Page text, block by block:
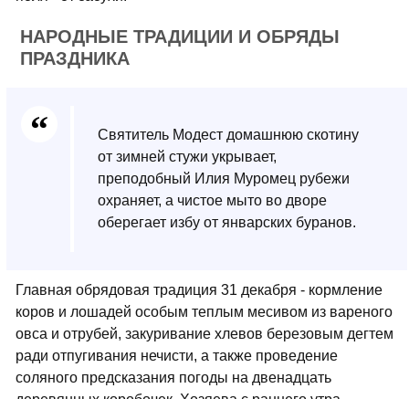
НАРОДНЫЕ ТРАДИЦИИ И ОБРЯДЫ
ПРАЗДНИКА
Святитель Модест домашнюю скотину
от зимней стужи укрывает,
преподобный Илия Муромец рубежи
охраняет, а чистое мыто во дворе
оберегает избу от январских буранов.
Главная обрядовая традиция 31 декабря - кормление
коров и лошадей особым теплым месивом из вареного
овса и отрубей, закуривание хлевов березовым дегтем
ради отпугивания нечисти, а также проведение
соляного предсказания погоды на двенадцать